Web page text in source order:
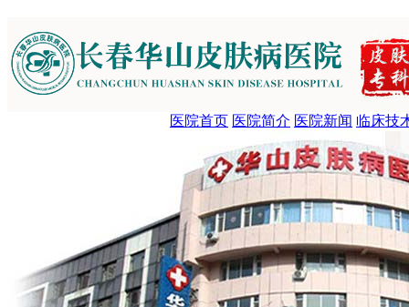
医院首页 医院简介 医院新闻 临床技